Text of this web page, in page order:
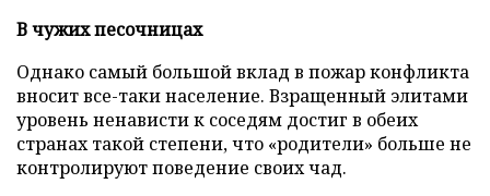
В чужих песочницах
Однако самый большой вклад в пожар конфликта
вносит все-таки население. Взращенный элитами
уровень ненависти к соседям достиг в обеих
странах такой степени, что «родители» больше не
контролируют поведение своих чад.